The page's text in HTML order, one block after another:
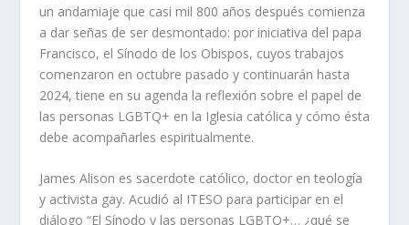
un andamiaje que casi mil 800 años después comienza
a dar señas de ser desmontado: por iniciativa del papa
Francisco, el Sínodo de los Obispos, cuyos trabajos
comenzaron en octubre pasado y continuarán hasta
2024, tiene en su agenda la reflexión sobre el papel de
las personas LGBTQ+ en la Iglesia católica y cómo ésta
debe acompañarles espiritualmente.
James Alison es sacerdote católico, doctor en teología
y activista gay. Acudió al ITESO para participar en el
diálogo “El Sínodo y las personas LGBTQ+… ¿qué se